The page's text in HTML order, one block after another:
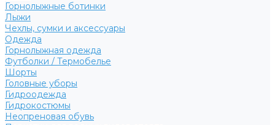
Горнолыжные ботинки
Лыжи
Чехлы, сумки и аксессуары
Одежда
Горнолыжная одежда
Футболки / Термобелье
Шорты
Головные уборы
Гидроодежда
Гидрокостюмы
Неопреновая обувь